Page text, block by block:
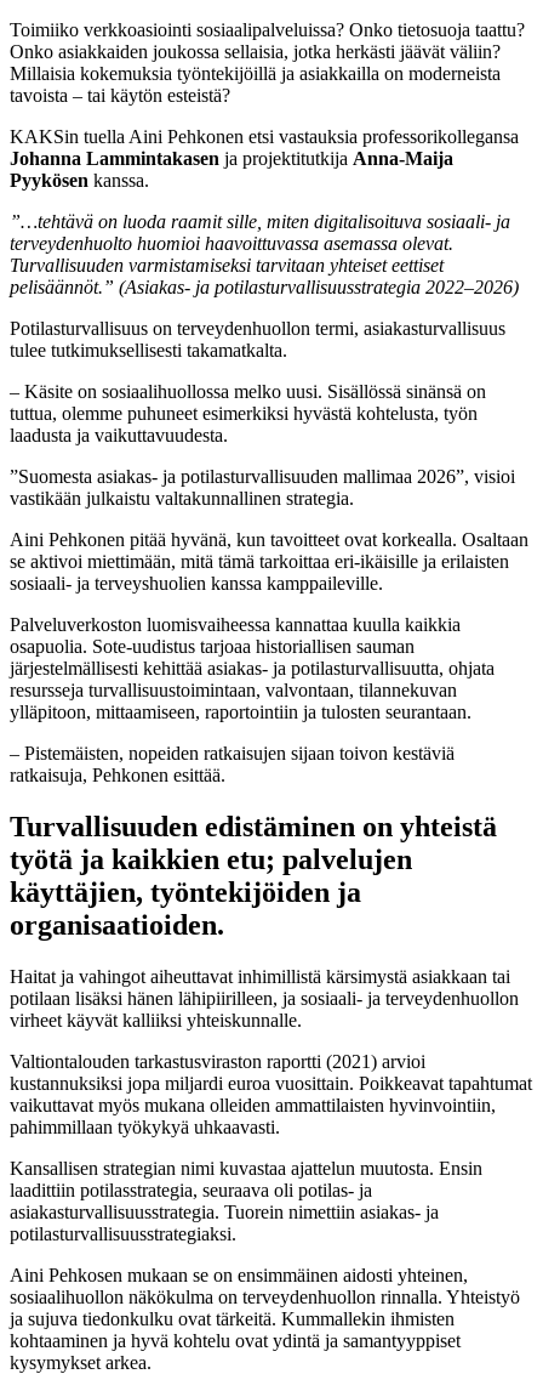
Toimiiko verkkoasiointi sosiaalipalveluissa? Onko tietosuoja taattu?
Onko asiakkaiden joukossa sellaisia, jotka herkästi jäävät väliin?
Millaisia kokemuksia työntekijöillä ja asiakkailla on moderneista
tavoista – tai käytön esteistä?
KAKSin tuella Aini Pehkonen etsi vastauksia professorikollegansa
Johanna Lammintakasen ja projektitutkija Anna-Maija
Pyykösen kanssa.
”…tehtävä on luoda raamit sille, miten digitalisoituva sosiaali- ja
terveydenhuolto huomioi haavoittuvassa asemassa olevat.
Turvallisuuden varmistamiseksi tarvitaan yhteiset eettiset
pelisäännöt.” (Asiakas- ja potilasturvallisuusstrategia 2022–2026)
Potilasturvallisuus on terveydenhuollon termi, asiakasturvallisuus
tulee tutkimuksellisesti takamatkalta.
– Käsite on sosiaalihuollossa melko uusi. Sisällössä sinänsä on
tuttua, olemme puhuneet esimerkiksi hyvästä kohtelusta, työn
laadusta ja vaikuttavuudesta.
”Suomesta asiakas- ja potilasturvallisuuden mallimaa 2026”, visioi
vastikään julkaistu valtakunnallinen strategia.
Aini Pehkonen pitää hyvänä, kun tavoitteet ovat korkealla. Osaltaan
se aktivoi miettimään, mitä tämä tarkoittaa eri-ikäisille ja erilaisten
sosiaali- ja terveyshuolien kanssa kamppaileville.
Palveluverkoston luomisvaiheessa kannattaa kuulla kaikkia
osapuolia. Sote-uudistus tarjoaa historiallisen sauman
järjestelmällisesti kehittää asiakas- ja potilasturvallisuutta, ohjata
resursseja turvallisuustoimintaan, valvontaan, tilannekuvan
ylläpitoon, mittaamiseen, raportointiin ja tulosten seurantaan.
– Pistemäisten, nopeiden ratkaisujen sijaan toivon kestäviä
ratkaisuja, Pehkonen esittää.
Turvallisuuden edistäminen on yhteistä
työtä ja kaikkien etu; palvelujen
käyttäjien, työntekijöiden ja
organisaatioiden.
Haitat ja vahingot aiheuttavat inhimillistä kärsimystä asiakkaan tai
potilaan lisäksi hänen lähipiirilleen, ja sosiaali- ja terveydenhuollon
virheet käyvät kalliiksi yhteiskunnalle.
Valtiontalouden tarkastusviraston raportti (2021) arvioi
kustannuksiksi jopa miljardi euroa vuosittain. Poikkeavat tapahtumat
vaikuttavat myös mukana olleiden ammattilaisten hyvinvointiin,
pahimmillaan työkykyä uhkaavasti.
Kansallisen strategian nimi kuvastaa ajattelun muutosta. Ensin
laadittiin potilasstrategia, seuraava oli potilas- ja
asiakasturvallisuusstrategia. Tuorein nimettiin asiakas- ja
potilasturvallisuusstrategiaksi.
Aini Pehkosen mukaan se on ensimmäinen aidosti yhteinen,
sosiaalihuollon näkökulma on terveydenhuollon rinnalla. Yhteistyö
ja sujuva tiedonkulku ovat tärkeitä. Kummallekin ihmisten
kohtaaminen ja hyvä kohtelu ovat ydintä ja samantyyppiset
kysymykset arkea.